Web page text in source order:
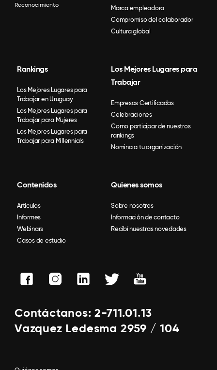
Reconocimiento
Marca empleadora
Compromiso del colaborador
Cultura global
Rankings
Los Mejores Lugares para
Trabajar en Uruguay
Los Mejores Lugares para
Trabajar para Mujeres
Los Mejores Lugares para
Trabajar para Millennials
Los Mejores Lugares para
Trabajar
Empresas Certificadas
Celebraciones
Como participar de nuestros
rankings
Nomina a tu organización
Contenidos
Artículos
Informes
Webinars
Casos de estudio
Quienes somos
Sobre nosotros
Información de contacto
Recibí nuestras novedades
Contáctanos: 2-711.01.13
Vazquez Ledesma 2959 / 104